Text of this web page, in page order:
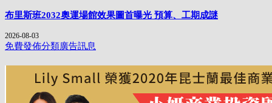
布里斯班2032奧運場館效果圖首曝光 預算、工期成謎
2026-08-03
免費發佈分類廣告訊息